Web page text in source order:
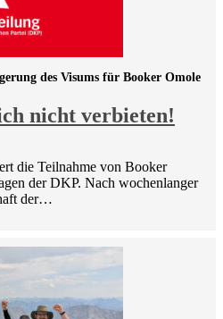
nicht verbieten!
des Visums für Booker Omole
die Teilnahme von Booker
der DKP. Nach wochenlanger
der…